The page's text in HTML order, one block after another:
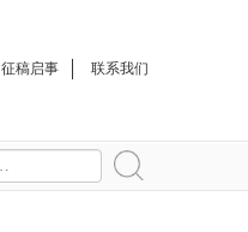
征稿启事 联系我们